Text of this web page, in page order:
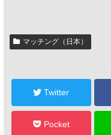
マッチング（日本）
Twitter
Pocket